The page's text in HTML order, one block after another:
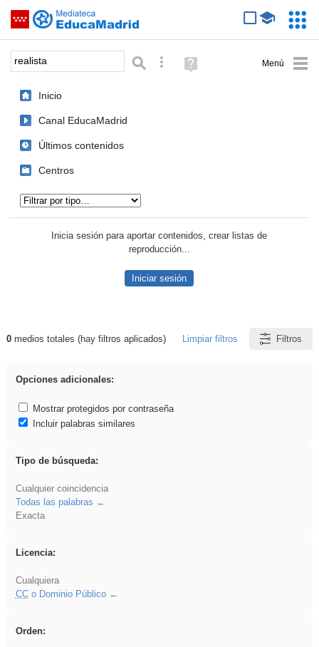
Saltar navegación
Palabra o frase: Búsqueda avanzada
Ayuda
(en
Inicio
Canal EducaMadrid
Últimos contenidos
Centros
Inicia sesión para aportar contenidos, crear listas de
reproducción...
Iniciar sesión
Resultados de: realista
0medios totales (hay filtros aplicados) Limpiar filtros Filtros
Opciones adicionales:
Mostrar protegidos por contraseña
Incluir palabras similares
Tipo de búsqueda:
Cualquier coincidencia
Todas las palabras
Exacta
Licencia:
Cualquiera
CCo Dominio Público
Orden: